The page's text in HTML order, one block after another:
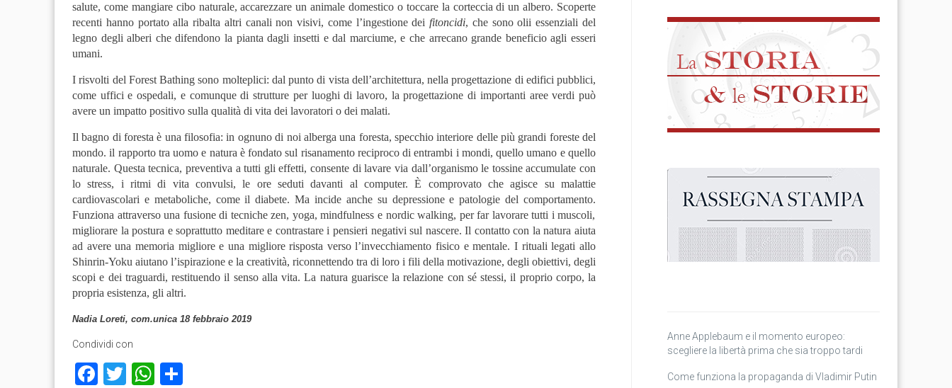
salute, come mangiare cibo naturale, accarezzare un animale domestico o toccare la corteccia di un albero. Scoperte
recenti hanno portato alla ribalta altri canali non visivi, come l’ingestione deifitoncidi, che sono olii essenziali del
legno degli alberi che difendono la pianta dagli insetti e dal marciume, e che arrecano grande beneficio agli esseri
umani.
I risvolti del Forest Bathing sono molteplici: dal punto di vista dell’architettura, nella progettazione di edifici pubblici,
come uffici e ospedali, e comunque di strutture per luoghi di lavoro, la progettazione di importanti aree verdi può
avere un impatto positivo sulla qualità di vita dei lavoratori o dei malati.
Il bagno di foresta è una filosofia: in ognuno di noi alberga una foresta, specchio interiore delle più grandi foreste del
mondo. il rapporto tra uomo e natura è fondato sul risanamento reciproco di entrambi i mondi, quello umano e quello
naturale. Questa tecnica, preventiva a tutti gli effetti, consente di lavare via dall’organismo le tossine accumulate con
lo stress, i ritmi di vita convulsi, le ore seduti davanti al computer. È comprovato che agisce su malattie
cardiovascolari e metaboliche, come il diabete. Ma incide anche su depressione e patologie del comportamento.
Funziona attraverso una fusione di tecniche zen, yoga, mindfulness e nordic walking, per far lavorare tutti i muscoli,
migliorare la postura e soprattutto meditare e contrastare i pensieri negativi sul nascere. Il contatto con la natura aiuta
ad avere una memoria migliore e una migliore risposta verso l’invecchiamento fisico e mentale. I rituali legati allo
Shinrin-Yoku aiutano l’ispirazione e la creatività, riconnettendo tra di loro i fili della motivazione, degli obiettivi, degli
scopi e dei traguardi, restituendo il senso alla vita. La natura guarisce la relazione con sé stessi, il proprio corpo, la
propria esistenza, gli altri.
Nadia Loreti, com.unica 18 febbraio 2019
Condividi con
Facebook
TwitterWhatsApp
Anne Applebaum e il momento europeo:
scegliere la libertà prima che sia troppo tardi
Come funziona la propaganda di Vladimir Putin